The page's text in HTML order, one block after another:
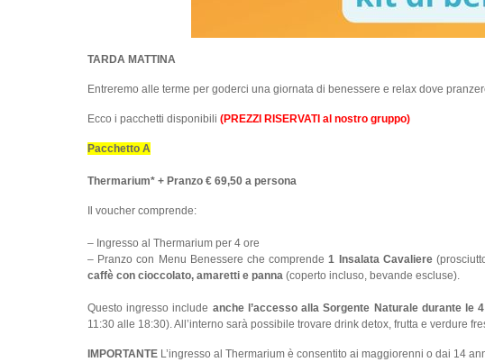
TARDA MATTINA
Entreremo alle terme per goderci una giornata di benessere e relax dove
Ecco i pacchetti disponibili (PREZZI RISERVATI al nostro gruppo)
Pacchetto A
Thermarium* + Pranzo € 69,50 a persona
Il voucher comprende:
– Ingresso al Thermarium per 4 ore
– Pranzo con Menu Benessere che comprende1 Insalata Cavaliere
caffè con cioccolato, amaretti e panna (coperto incluso, bevande escluse).
Questo ingresso include anche l’accesso alla Sorgente Naturale durante le
11:30 alle 18:30). All’interno sarà possibile trovare drink detox, frutta e verdure
IMPORTANTE L’ingresso al Thermarium è consentito ai maggiorenni o dai 14